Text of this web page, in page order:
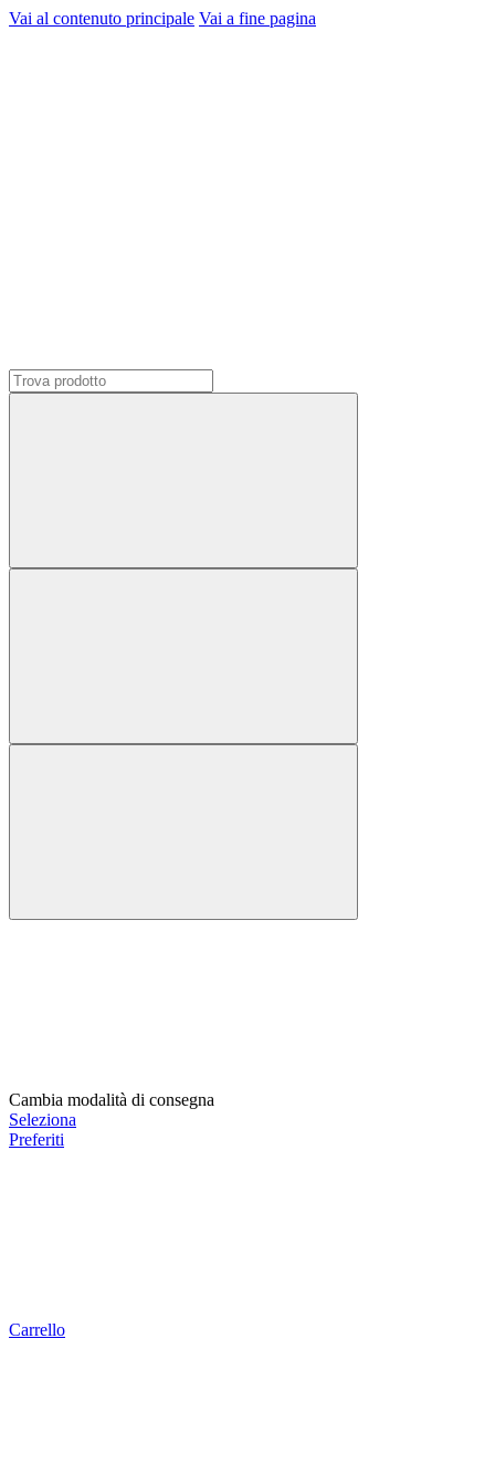
Vai al contenuto principale Vai a fine pagina
Cambia modalità di consegna
Seleziona
Preferiti
Carrello